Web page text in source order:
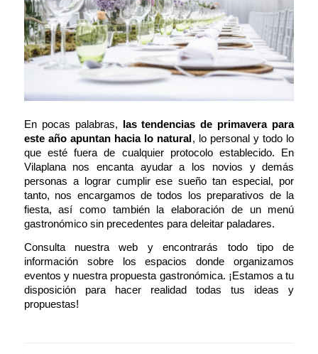
En pocas palabras, las tendencias de primavera para
este año apuntan hacia lo natural, lo personal y todo lo
que esté fuera de cualquier protocolo establecido. En
Vilaplana nos encanta ayudar a los novios y demás
personas a lograr cumplir ese sueño tan especial, por
tanto, nos encargamos de todos los preparativos de la
fiesta, así como también la elaboración de un menú
gastronómico sin precedentes para deleitar paladares.
Consulta nuestra web y encontrarás todo tipo de
información sobre los espacios donde organizamos
eventos y nuestra propuesta gastronómica. ¡Estamos a tu
disposición para hacer realidad todas tus ideas y
propuestas!